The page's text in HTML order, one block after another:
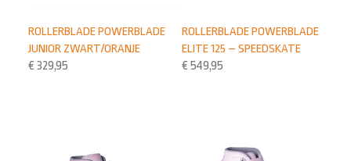
ROLLERBLADE POWERBLADE
ELITE 125 – SPEEDSKATE
€ 549,95
ROLLERBLADE POWERBLADE
JUNIOR ZWART/ORANJE
€ 329,95